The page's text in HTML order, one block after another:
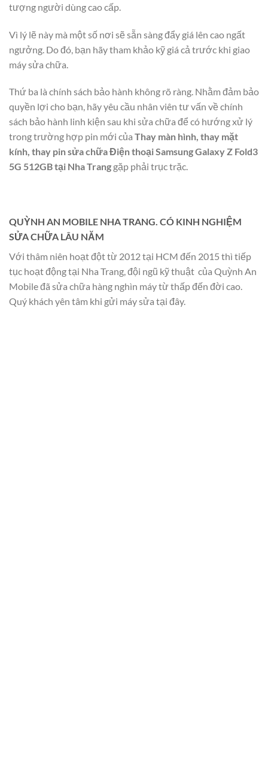
tượng người dùng cao cấp.
Vì lý lẽ này mà một số nơi sẽ sẵn sàng đẩy giá lên cao ngất
ngưởng. Do đó, bạn hãy tham khảo kỹ giá cả trước khi giao
máy sửa chữa.
Thứ ba là chính sách bảo hành không rõ ràng. Nhằm đảm bảo
quyền lợi cho bạn, hãy yêu cầu nhân viên tư vấn về chính
sách bảo hành linh kiện sau khi sửa chữa để có hướng xử lý
trong trường hợp pin mới của Thay màn hình, thay mặt
kính, thay pin sửa chữa Điện thoại Samsung Galaxy Z Fold3
5G 512GB tại Nha Trang gặp phải trục trặc.
QUỲNH AN MOBILE NHA TRANG. CÓ KINH NGHIỆM
SỬA CHỮA LÂU NĂM
Với thâm niên hoạt đột từ 2012 tại HCM đến 2015 thì tiếp
tục hoạt động tại Nha Trang, đội ngũ kỹ thuật của Quỳnh An
Mobile đã sửa chữa hàng nghìn máy từ thấp đến đời cao.
Quý khách yên tâm khi gửi máy sửa tại đây.